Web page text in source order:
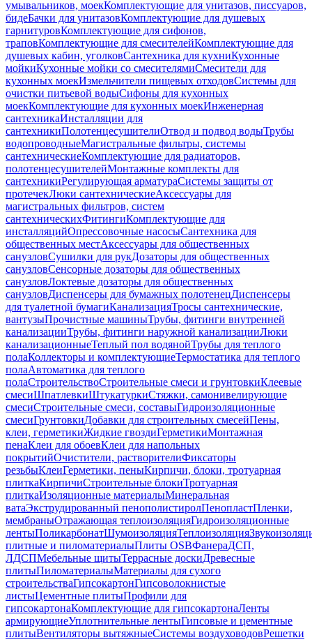
умывальников, моекКомплектующие для унитазов, писсуаров,
бидеБачки для унитазовКомплектующие для душевых
гарнитуровКомплектующие для сифонов,
траповКомплектующие для смесителейКомплектующие для
душевых кабин, уголковСантехника для кухниКухонные
мойкиКухонные мойки со смесителямиСмесители для
кухонных моекИзмельчители пищевых отходовСистемы для
очистки питьевой водыСифоны для кухонных
моекКомплектующие для кухонных моекИнженерная
сантехникаИнсталляции для
сантехникиПолотенцесушителиОтвод и подвод водыТрубы
водопроводныеМагистральные фильтры, системы
сантехническиеКомплектующие для радиаторов,
полотенцесушителейМонтажные комплекты для
сантехникиРегулирующая арматураСистемы защиты от
протечекЛюки сантехническиеАксессуары для
магистральных фильтров, систем
сантехническихФитингиКомплектующие для
инсталляцийОпрессовочные насосыСантехника для
общественных местАксессуары для общественных
санузловСушилки для рукДозаторы для общественных
санузловСенсорные дозаторы для общественных
санузловЛоктевые дозаторы для общественных
санузловДиспенсеры для бумажных полотенецДиспенсеры
для туалетной бумагиКанализацияТросы сантехнические,
вантузыПрочистные машиныТрубы, фитинги внутренней
канализацииТрубы, фитинги наружной канализацииЛюки
канализационныеТеплый пол водянойТрубы для теплого
полаКоллекторы и комплектующиеТермостатика для теплого
полаАвтоматика для теплого
полаСтроительствоСтроительные смеси и грунтовкиКлеевые
смесиШпатлевкиШтукатуркиСтяжки, самонивелирующие
смесиСтроительные смеси, составыГидроизоляционные
смесиГрунтовкиДобавки для строительных смесейПены,
клеи, герметикиЖидкие гвоздиГерметикиМонтажная
пенаКлеи для обоевКлеи для напольных
покрытийОчистители, растворителиФиксаторы
резьбыКлеиГерметики, пеныКирпичи, блоки, тротуарная
плиткаКирпичиСтроительные блокиТротуарная
плиткаИзоляционные материалыМинеральная
ватаЭкструдированный пенополистиролПенопластПленки,
мембраныОтражающая теплоизоляцияГидроизоляционные
лентыПоликарбонатШумоизоляцияТеплоизоляция
плитные и пиломатериалыПлиты OSBФанераДСП,
ЛДСПМебельные щитыТеррасные доскиДревесные
плитыПиломатериалыМатериалы для сухого
строительстваГипсокартонГипсоволокнистые
листыЦементные плитыПрофили для
гипсокартонаКомплектующие для гипсокартонаЛенты
армирующиеУплотнительные лентыГипсовые и цементные
плитыВентиляторы вытяжныеСистемы воздуховодовРешетки